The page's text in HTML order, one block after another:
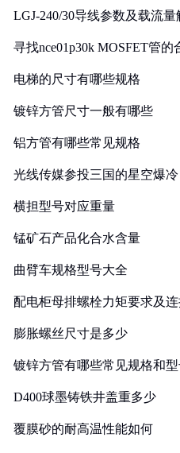
LGJ-240/30导线参数及载流量
寻找nce01p30k MOSFET管
电梯的尺寸有哪些规格
镀锌方管尺寸一般有哪些
铝方管有哪些常见规格
光线传媒参投三国的星空爆冷
横担型号对应重量
锰矿石产品化合水含量
曲臂车规格型号大全
配电柜母排螺栓力矩要求及
膨胀螺丝尺寸是多少
镀锌方管有哪些常见规格和
D400球墨铸铁井盖重多少
覆膜砂的耐高温性能如何